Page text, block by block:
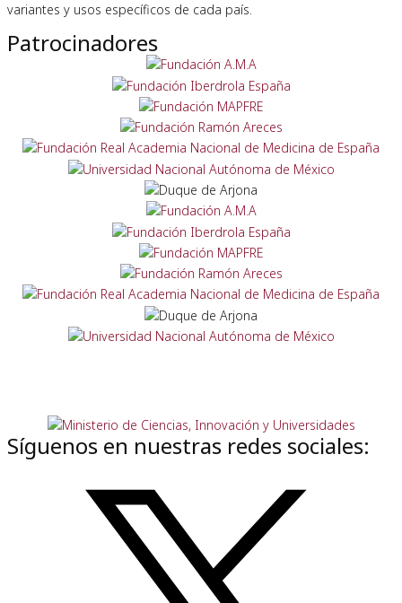
variantes y usos específicos de cada país.
Patrocinadores
Síguenos en nuestras redes sociales: